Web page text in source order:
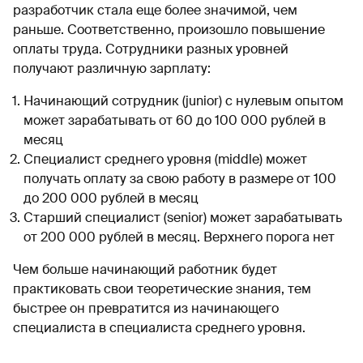
разработчик стала еще более значимой, чем
раньше. Соответственно, произошло повышение
оплаты труда. Сотрудники разных уровней
получают различную зарплату:
Начинающий сотрудник (junior) с нулевым опытом
может зарабатывать от 60 до 100 000 рублей в
месяц
Специалист среднего уровня (middle) может
получать оплату за свою работу в размере от 100
до 200 000 рублей в месяц
Старший специалист (senior) может зарабатывать
от 200 000 рублей в месяц. Верхнего порога нет
Чем больше начинающий работник будет
практиковать свои теоретические знания, тем
быстрее он превратится из начинающего
специалиста в специалиста среднего уровня.